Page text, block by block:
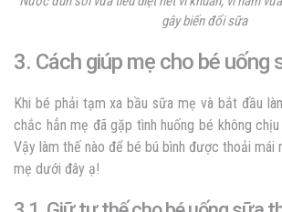
gây biến đổi sữa
3. Cách giúp mẹ cho bé uống
Khi bé phải tạm xa bầu sữa mẹ và bắt đầu
chắc hẳn mẹ đã gặp tình huống bé không
Vậy làm thế nào để bé bú bình được thoải mái
mẹ dưới đây ạ!